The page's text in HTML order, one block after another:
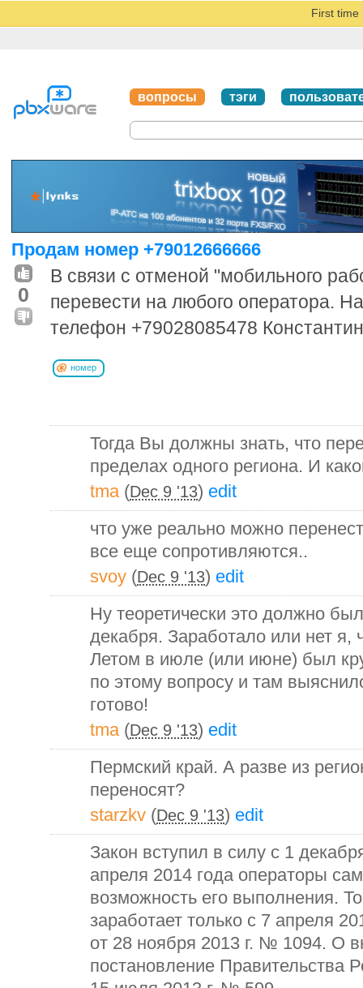
First time
вопросы тэги
Продам номер +79012666666
0
В связи с отменой "мобильного
перевести на любого оператора.
телефон +79028085478
номер
Тогда Вы должны знать, что
пределах одного региона. И
tma (Dec 9 '13) edit
что уже реально можно
все еще сопротивляются..
svoy (Dec 9 '13) edit
Ну теоретически это должно
декабря. Заработало или нет я,
Летом в июле (или июне) был
по этому вопросу и там
готово!
tma (Dec 9 '13) edit
Пермский край. А разве из
переносят?
starzkv (Dec 9 '13) edit
Закон вступил в силу с 1
апреля 2014 года операторы
возможность его выполнения.
заработает только с 7 апреля
от 28 ноября 2013 г. № 1094. О
постановление Правительства